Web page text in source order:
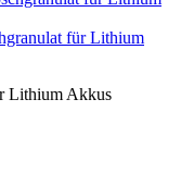
für Lithium
Lithium Akkus